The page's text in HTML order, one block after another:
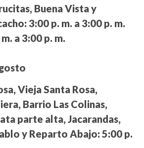
Buena Vista y
3:00 p. m. a 3:00 p. m.
a 3:00 p. m.
Vieja Santa Rosa,
Barrio Las Colinas,
parte alta, Jacarandas,
y Reparto Abajo: 5:00 p.